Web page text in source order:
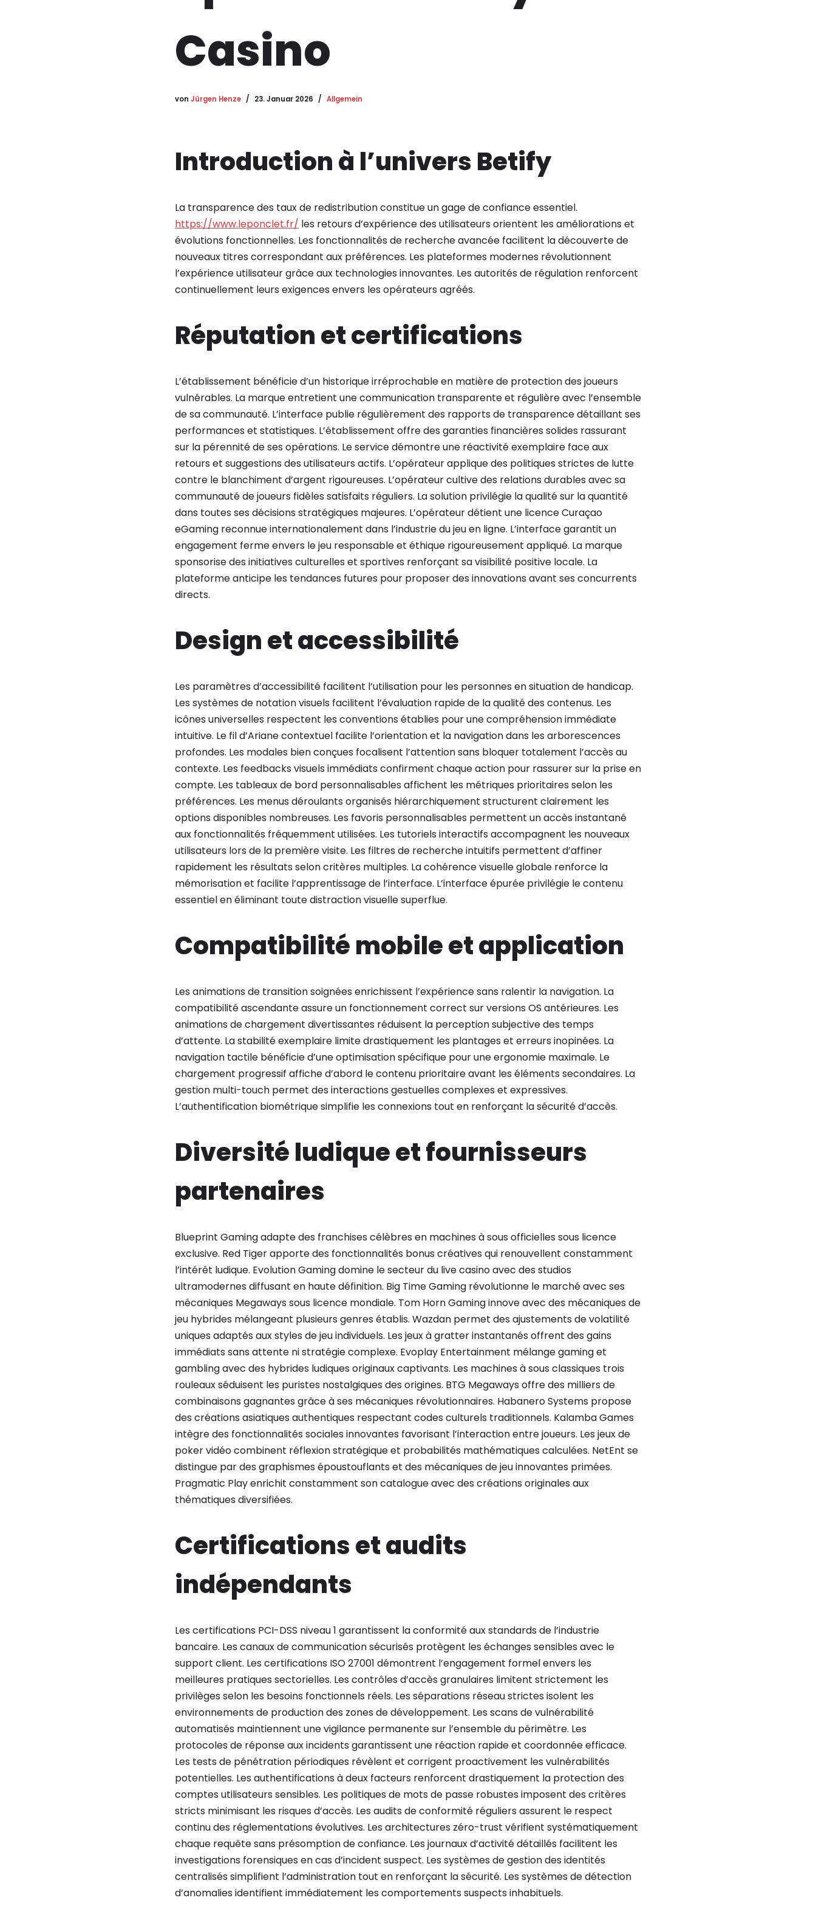
Casino
von Jürgen Henze 23. Januar 2026 Allgemein
Introduction à l’univers Betify
La transparence des taux de redistribution constitue un gage de confiance essentiel.
https://www.leponclet.fr/ les retours d’expérience des utilisateurs orientent les améliorations et
évolutions fonctionnelles. Les fonctionnalités de recherche avancée facilitent la découverte de
nouveaux titres correspondant aux préférences. Les plateformes modernes révolutionnent
l’expérience utilisateur grâce aux technologies innovantes. Les autorités de régulation renforcent
continuellement leurs exigences envers les opérateurs agréés.
Réputation et certifications
L’établissement bénéficie d’un historique irréprochable en matière de protection des joueurs
vulnérables. La marque entretient une communication transparente et régulière avec l’ensemble
de sa communauté. L’interface publie régulièrement des rapports de transparence détaillant ses
performances et statistiques. L’établissement offre des garanties financières solides rassurant
sur la pérennité de ses opérations. Le service démontre une réactivité exemplaire face aux
retours et suggestions des utilisateurs actifs. L’opérateur applique des politiques strictes de lutte
contre le blanchiment d’argent rigoureuses. L’opérateur cultive des relations durables avec sa
communauté de joueurs fidèles satisfaits réguliers. La solution privilégie la qualité sur la quantité
dans toutes ses décisions stratégiques majeures. L’opérateur détient une licence Curaçao
eGaming reconnue internationalement dans l’industrie du jeu en ligne. L’interface garantit un
engagement ferme envers le jeu responsable et éthique rigoureusement appliqué. La marque
sponsorise des initiatives culturelles et sportives renforçant sa visibilité positive locale. La
plateforme anticipe les tendances futures pour proposer des innovations avant ses concurrents
directs.
Design et accessibilité
Les paramètres d’accessibilité facilitent l’utilisation pour les personnes en situation de handicap.
Les systèmes de notation visuels facilitent l’évaluation rapide de la qualité des contenus. Les
icônes universelles respectent les conventions établies pour une compréhension immédiate
intuitive. Le fil d’Ariane contextuel facilite l’orientation et la navigation dans les arborescences
profondes. Les modales bien conçues focalisent l’attention sans bloquer totalement l’accès au
contexte. Les feedbacks visuels immédiats confirment chaque action pour rassurer sur la prise en
compte. Les tableaux de bord personnalisables affichent les métriques prioritaires selon les
préférences. Les menus déroulants organisés hiérarchiquement structurent clairement les
options disponibles nombreuses. Les favoris personnalisables permettent un accès instantané
aux fonctionnalités fréquemment utilisées. Les tutoriels interactifs accompagnent les nouveaux
utilisateurs lors de la première visite. Les filtres de recherche intuitifs permettent d’affiner
rapidement les résultats selon critères multiples. La cohérence visuelle globale renforce la
mémorisation et facilite l’apprentissage de l’interface. L’interface épurée privilégie le contenu
essentiel en éliminant toute distraction visuelle superflue.
Compatibilité mobile et application
Les animations de transition soignées enrichissent l’expérience sans ralentir la navigation. La
compatibilité ascendante assure un fonctionnement correct sur versions OS antérieures. Les
animations de chargement divertissantes réduisent la perception subjective des temps
d’attente. La stabilité exemplaire limite drastiquement les plantages et erreurs inopinées. La
navigation tactile bénéficie d’une optimisation spécifique pour une ergonomie maximale. Le
chargement progressif affiche d’abord le contenu prioritaire avant les éléments secondaires. La
gestion multi-touch permet des interactions gestuelles complexes et expressives.
L’authentification biométrique simplifie les connexions tout en renforçant la sécurité d’accès.
Diversité ludique et fournisseurs
partenaires
Blueprint Gaming adapte des franchises célèbres en machines à sous officielles sous licence
exclusive. Red Tiger apporte des fonctionnalités bonus créatives qui renouvellent constamment
l’intérêt ludique. Evolution Gaming domine le secteur du live casino avec des studios
ultramodernes diffusant en haute définition. Big Time Gaming révolutionne le marché avec ses
mécaniques Megaways sous licence mondiale. Tom Horn Gaming innove avec des mécaniques de
jeu hybrides mélangeant plusieurs genres établis. Wazdan permet des ajustements de volatilité
uniques adaptés aux styles de jeu individuels. Les jeux à gratter instantanés offrent des gains
immédiats sans attente ni stratégie complexe. Evoplay Entertainment mélange gaming et
gambling avec des hybrides ludiques originaux captivants. Les machines à sous classiques trois
rouleaux séduisent les puristes nostalgiques des origines. BTG Megaways offre des milliers de
combinaisons gagnantes grâce à ses mécaniques révolutionnaires. Habanero Systems propose
des créations asiatiques authentiques respectant codes culturels traditionnels. Kalamba Games
intègre des fonctionnalités sociales innovantes favorisant l’interaction entre joueurs. Les jeux de
poker vidéo combinent réflexion stratégique et probabilités mathématiques calculées. NetEnt se
distingue par des graphismes époustouflants et des mécaniques de jeu innovantes primées.
Pragmatic Play enrichit constamment son catalogue avec des créations originales aux
thématiques diversifiées.
Certifications et audits
indépendants
Les certifications PCI-DSS niveau 1 garantissent la conformité aux standards de l’industrie
bancaire. Les canaux de communication sécurisés protègent les échanges sensibles avec le
support client. Les certifications ISO 27001 démontrent l’engagement formel envers les
meilleures pratiques sectorielles. Les contrôles d’accès granulaires limitent strictement les
privilèges selon les besoins fonctionnels réels. Les séparations réseau strictes isolent les
environnements de production des zones de développement. Les scans de vulnérabilité
automatisés maintiennent une vigilance permanente sur l’ensemble du périmètre. Les
protocoles de réponse aux incidents garantissent une réaction rapide et coordonnée efficace.
Les tests de pénétration périodiques révèlent et corrigent proactivement les vulnérabilités
potentielles. Les authentifications à deux facteurs renforcent drastiquement la protection des
comptes utilisateurs sensibles. Les politiques de mots de passe robustes imposent des critères
stricts minimisant les risques d’accès. Les audits de conformité réguliers assurent le respect
continu des réglementations évolutives. Les architectures zéro-trust vérifient systématiquement
chaque requête sans présomption de confiance. Les journaux d’activité détaillés facilitent les
investigations forensiques en cas d’incident suspect. Les systèmes de gestion des identités
centralisés simplifient l’administration tout en renforçant la sécurité. Les systèmes de détection
d’anomalies identifient immédiatement les comportements suspects inhabituels.